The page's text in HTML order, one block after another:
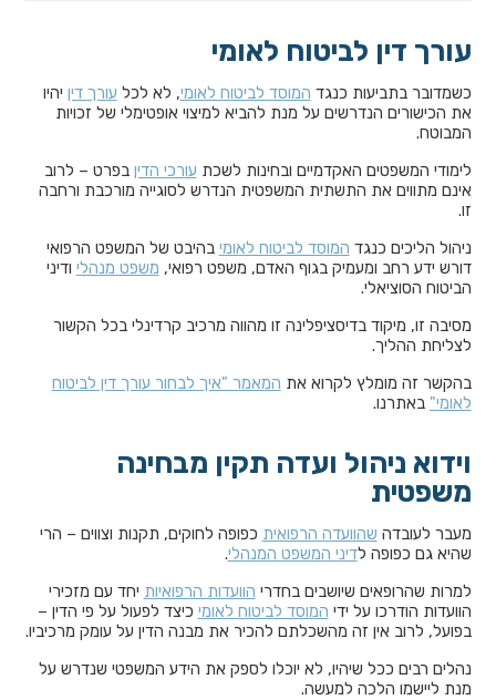
עורך דין לביטוח לאומי
כשמדובר בתביעות כנגד המוסד לביטוח לאומי, לא לכל עורך דין יהיו
את הכישורים הנדרשים על מנת להביא למיצוי אופטימלי של זכויות
המבוטח.
לימודי המשפטים האקדמיים ובחינות לשכת עורכי הדין בפרט – לרוב
אינם מתווים את התשתית המשפטית הנדרש לסוגייה מורכבת ורחבה
זו.
ניהול הליכים כנגד המוסד לביטוח לאומי בהיבט של המשפט הרפואי
דורש ידע רחב ומעמיק בגוף האדם, משפט רפואי, משפט מנהלי ודיני
הביטוח הסוציאלי.
מסיבה זו, מיקוד בדיסציפלינה זו מהווה מרכיב קרדינלי בכל הקשור
לצליחת ההליך.
בהקשר זה מומלץ לקרוא את המאמר "איך לבחור עורך דין לביטוח
לאומי" באתרנו.
וידוא ניהול ועדה תקין מבחינה
משפטית
מעבר לעובדה שהוועדה הרפואית כפופה לחוקים, תקנות וצווים – הרי
שהיא גם כפופה לדיני המשפט המנהלי.
למרות שהרופאים שיושבים בחדרי הוועדות הרפואיות יחד עם מזכירי
הוועדות הודרכו על ידי המוסד לביטוח לאומי כיצד לפעול על פי הדין –
בפועל, לרוב אין זה מהשכלתם להכיר את מבנה הדין על עומק מרכיביו.
נהלים רבים ככל שיהיו, לא יוכלו לספק את הידע המשפטי שנדרש על
מנת ליישמו הלכה למעשה.